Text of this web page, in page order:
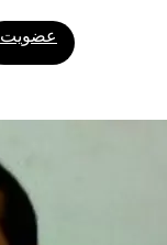
عضویت